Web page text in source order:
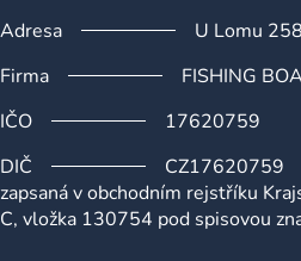
Adresa
U Lomu
Firma
FISHING
IČO
17620759
DIČ
CZ17620759
zapsaná v obchodním rejstříku
C, vložka 130754 pod spisovou